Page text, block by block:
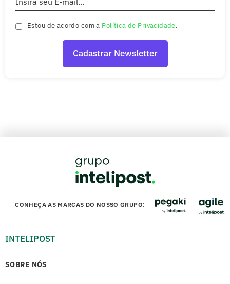
Estou de acordo com a Política de Privacidade.
CONHEÇA AS MARCAS DO NOSSO GRUPO:
INTELIPOST
SOBRE NÓS